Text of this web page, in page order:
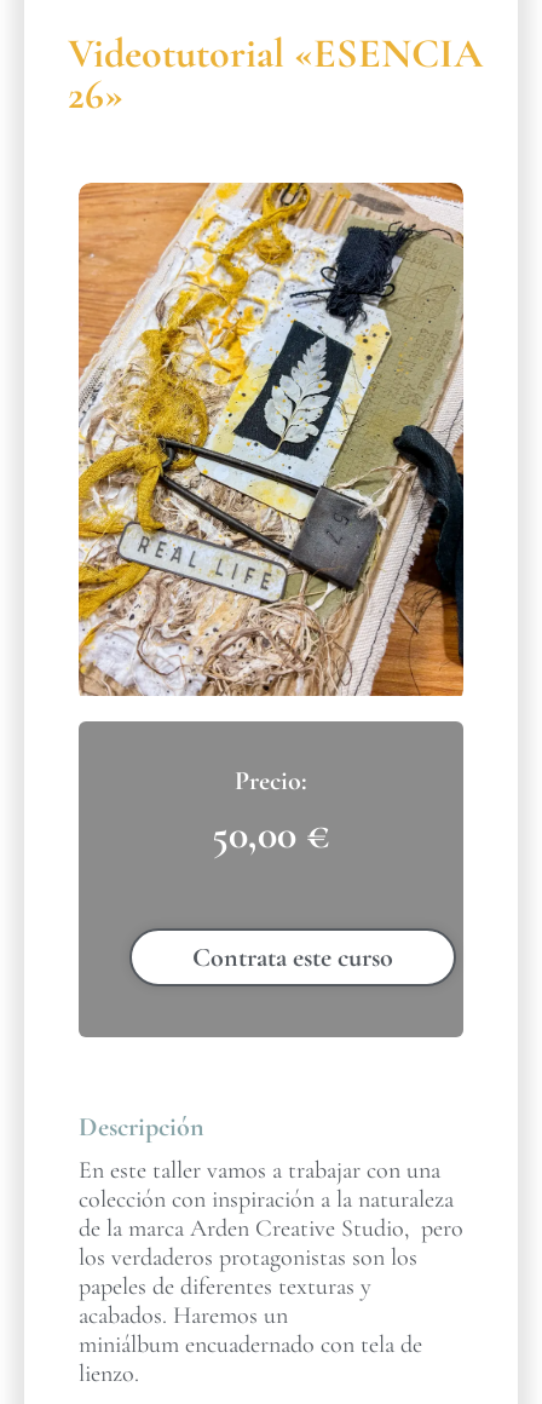
Videotutorial «ESENCIA
26»
50,00 €
Contrata este curso
Descripción
En este taller vamos a trabajar con una
colección con inspiración a la naturaleza
de la marca Arden Creative Studio, pero
los verdaderos protagonistas son los
papeles de diferentes texturas y
acabados. Haremos un
miniálbum encuadernado con tela de
lienzo.